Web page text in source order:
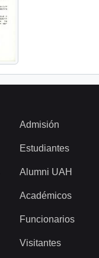
Admisión
Estudiantes
Alumni UAH
Académicos
Funcionarios
Visitantes